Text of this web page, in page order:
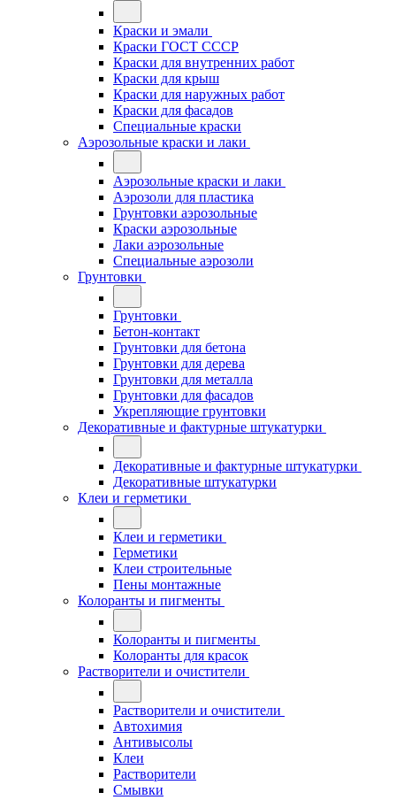
Краски и эмали
Краски ГОСТ СССР
Краски для внутренних работ
Краски для крыш
Краски для наружных работ
Краски для фасадов
Специальные краски
Аэрозольные краски и лаки
Аэрозольные краски и лаки
Аэрозоли для пластика
Грунтовки аэрозольные
Краски аэрозольные
Лаки аэрозольные
Специальные аэрозоли
Грунтовки
Грунтовки
Бетон-контакт
Грунтовки для бетона
Грунтовки для дерева
Грунтовки для металла
Грунтовки для фасадов
Укрепляющие грунтовки
Декоративные и фактурные штукатурки
Декоративные и фактурные штукатурки
Декоративные штукатурки
Клеи и герметики
Клеи и герметики
Герметики
Клеи строительные
Пены монтажные
Колоранты и пигменты
Колоранты и пигменты
Колоранты для красок
Растворители и очистители
Растворители и очистители
Автохимия
Антивысолы
Клеи
Растворители
Смывки